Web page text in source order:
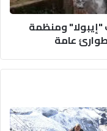
"إيبولا" ومنظمة
عامة